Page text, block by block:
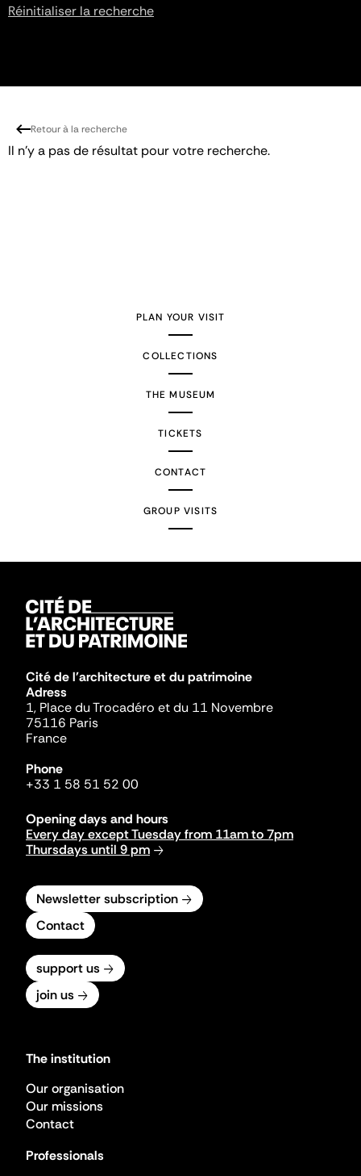
Réinitialiser la recherche
Retour à la recherche
Il n'y a pas de résultat pour votre recherche.
PLAN YOUR VISIT
COLLECTIONS
THE MUSEUM
TICKETS
CONTACT
GROUP VISITS
Cité de l'architecture et du patrimoine
Adress
1, Place du Trocadéro et du 11 Novembre
75116 Paris
France
Phone
+33 1 58 51 52 00
Opening days and hours
Every day except Tuesday from 11am to 7pm
Thursdays until 9 pm
Newsletter subscription
Contact
support us
join us
The institution
Our organisation
Our missions
Contact
Professionals